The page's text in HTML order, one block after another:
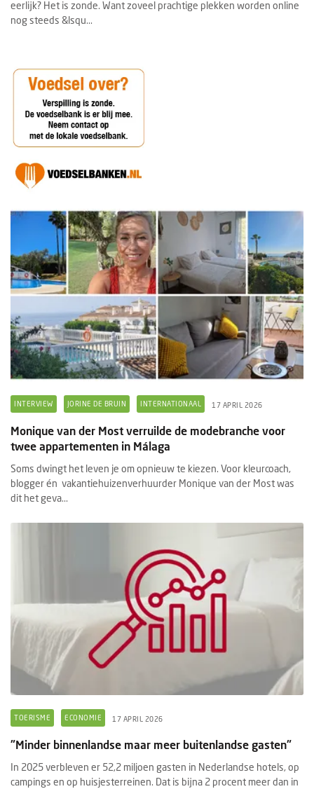
eerlijk? Het is zonde. Want zoveel prachtige plekken worden online
nog steeds &lsqu...
INTERVIEW JORINE DE BRUIN INTERNATIONAAL 17 APRIL 2026
Monique van der Most verruilde de modebranche voor
twee appartementen in Málaga
Soms dwingt het leven je om opnieuw te kiezen. Voor kleurcoach,
blogger én vakantiehuizenverhuurder Monique van der Most was
dit het geva...
TOERISME ECONOMIE 17 APRIL 2026
"Minder binnenlandse maar meer buitenlandse gasten"
In 2025 verbleven er 52,2 miljoen gasten in Nederlandse hotels, op
campings en op huisjesterreinen. Dat is bijna 2 procent meer dan in